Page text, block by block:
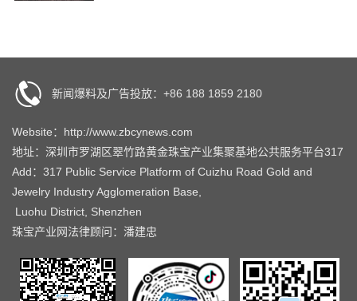
新闻爆料及广告投放：+86 188 1859 2180
Website：http://www.zbcynews.com
地址：深圳市罗湖区翠竹路黄金珠宝产业集聚基地公共服务平台317
Add：317 Public Service Platform of Cuizhu Road Gold and
Jewelry Industry Agglomeration Base,
Luohu District, Shenzhen
珠宝产业网法律顾问：潘建忠